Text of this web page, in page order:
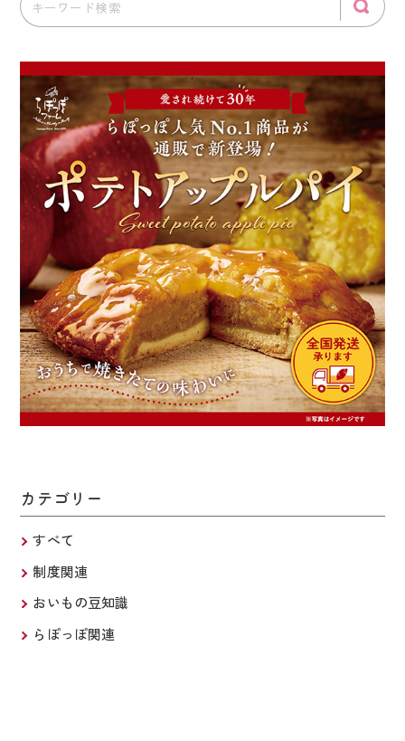
カテゴリー
すべて
制度関連
おいもの豆知識
らぽっぽ関連